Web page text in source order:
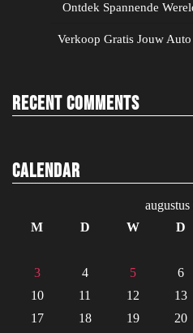
Ontdek Spannende
Verkoop Gratis Jouw
Recent Comments
Calendar
M
D W D
3
4 5 6
10
11 12 13
17
18 19 20